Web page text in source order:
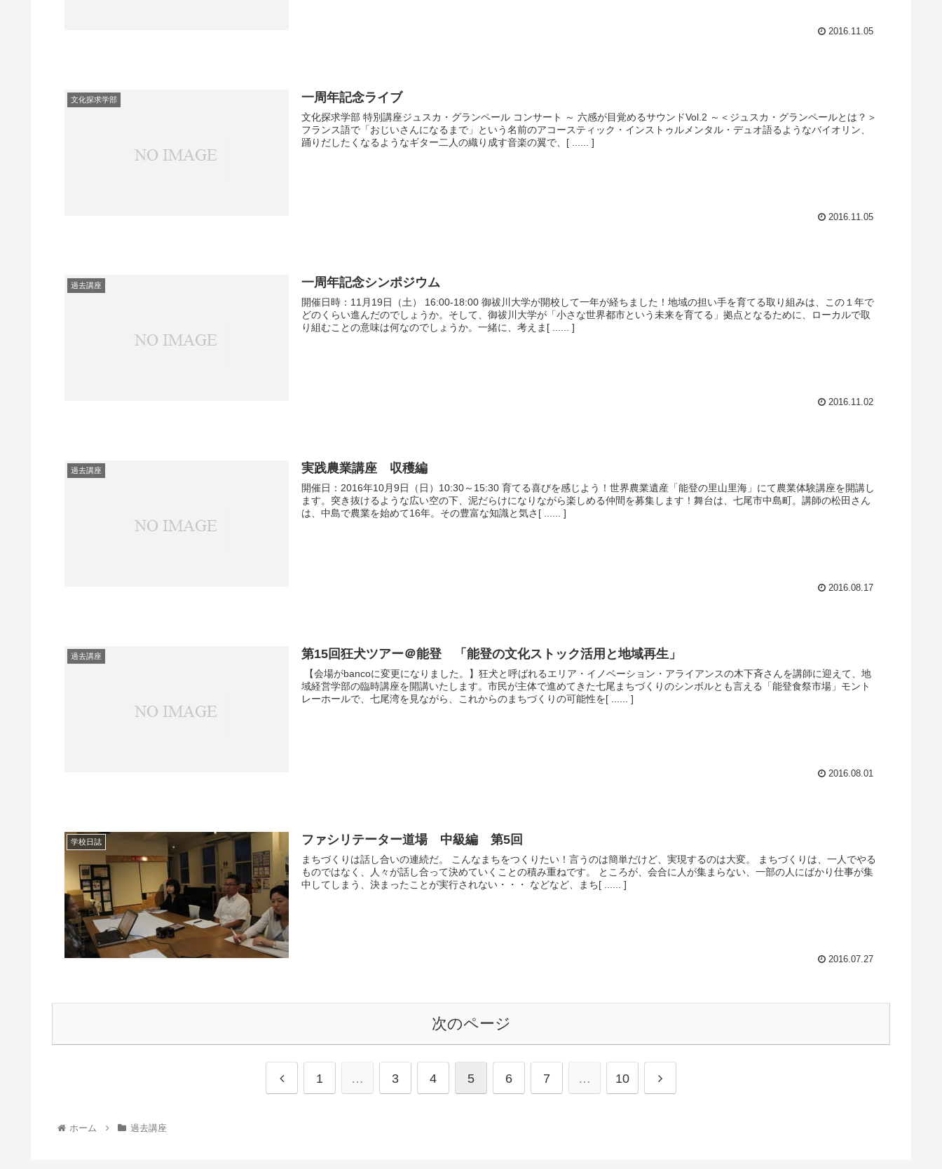
2016.11.05
文化探求学部 一周年記念ライブ
文化探求学部 特別講座ジュスカ・グランペール コンサート ～ 六感が目覚めるサウンドVol.2 ～＜ジュスカ・グランペールとは？＞
フランス語で「おじいさんになるまで」という名前のアコースティック・インストゥルメンタル・デュオ語るようなバイオリン、
踊りだしたくなるようなギター二人の織り成す音楽の翼で、[ ...... ]
2016.11.05
過去講座 一周年記念シンポジウム
開催日時：11月19日（土） 16:00-18:00 御祓川大学が開校して一年が経ちました！地域の担い手を育てる取り組みは、この１年で
どのくらい進んだのでしょうか。そして、御祓川大学が「小さな世界都市という未来を育てる」拠点となるために、ローカルで取
り組むことの意味は何なのでしょうか。一緒に、考えま[ ...... ]
2016.11.02
過去講座 実践農業講座 収穫編
開催日：2016年10月9日（日）10:30～15:30 育てる喜びを感じよう！世界農業遺産「能登の里山里海」にて農業体験講座を開講し
ます。突き抜けるような広い空の下、泥だらけになりながら楽しめる仲間を募集します！舞台は、七尾市中島町。講師の松田さん
は、中島で農業を始めて16年。その豊富な知識と気さ[ ...... ]
2016.08.17
過去講座 第15回狂犬ツアー＠能登 「能登の文化ストック活用と地域再生」
【会場がbancoに変更になりました。】狂犬と呼ばれるエリア・イノベーション・アライアンスの木下斉さんを講師に迎えて、地
域経営学部の臨時講座を開講いたします。市民が主体で進めてきた七尾まちづくりのシンボルとも言える「能登食祭市場」モント
レーホールで、七尾湾を見ながら、これからのまちづくりの可能性を[ ...... ]
2016.08.01
学校日誌 ファシリテーター道場 中級編 第5回
まちづくりは話し合いの連続だ。 こんなまちをつくりたい！言うのは簡単だけど、実現するのは大変。 まちづくりは、一人でやる
ものではなく、人々が話し合って決めていくことの積み重ねです。 ところが、会合に人が集まらない、一部の人にばかり仕事が集
中してしまう、決まったことが実行されない・・・ などなど、まち[ ...... ]
2016.07.27
次のページ
1 … 3 4 5 6 7 … 10
ホーム 過去講座